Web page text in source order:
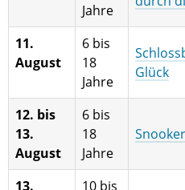
Jahre
11.
August
6 bis
18
Jahre
Glück
12. bis
13.
August
6 bis
18
Jahre
13.
10 bis